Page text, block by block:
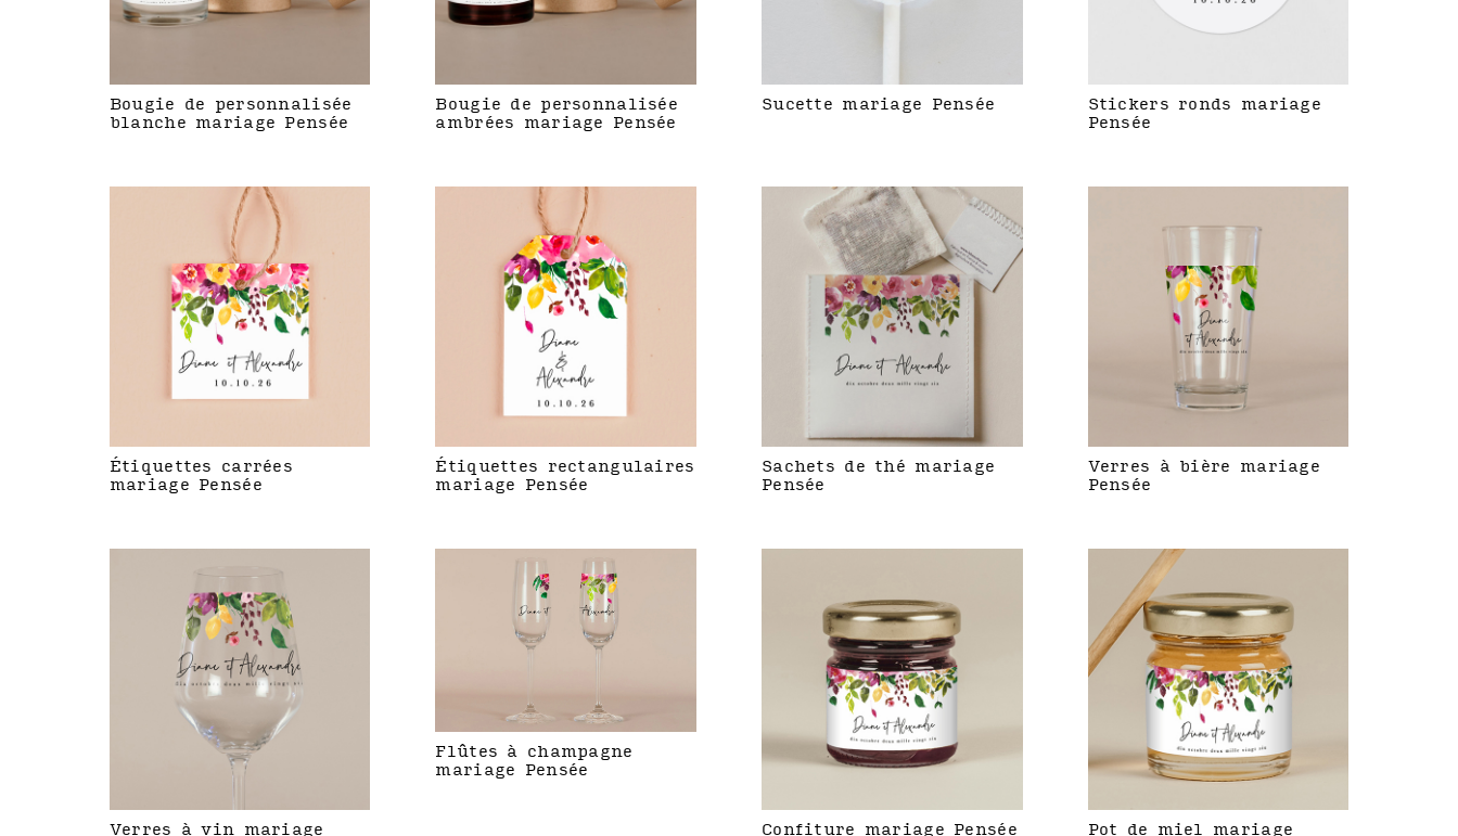
Bougie de personnalisée
blanche mariage Pensée
Bougie de personnalisée
ambrées mariage Pensée
Sucette mariage Pensée
Stickers ronds mariage
Pensée
Étiquettes carrées
mariage Pensée
Étiquettes rectangulaires
mariage Pensée
Sachets de thé mariage
Pensée
Verres à bière mariage
Pensée
Verres à vin mariage
Flûtes à champagne
mariage Pensée
Confiture mariage Pensée Pot de miel mariage